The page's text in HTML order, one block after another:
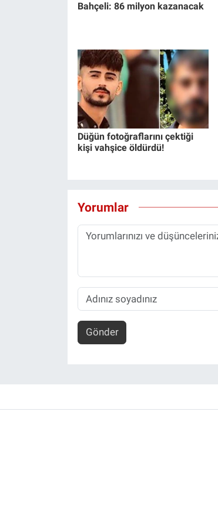
Bahçeli: 86 milyon kazanacak
Düğün fotoğraflarını çektiği
kişi vahşice öldürdü!
Yorumlar
Gönder